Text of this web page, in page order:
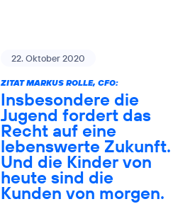
22. Oktober 2020
ZITAT MARKUS ROLLE, CFO:
Insbesondere die
Jugend fordert das
Recht auf eine
lebenswerte Zukunft.
Und die Kinder von
heute sind die
Kunden von morgen.